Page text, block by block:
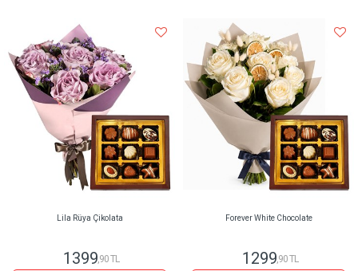
Lila Rüya Çikolata
1399,90 TL
Forever White Chocolate
1299,90 TL